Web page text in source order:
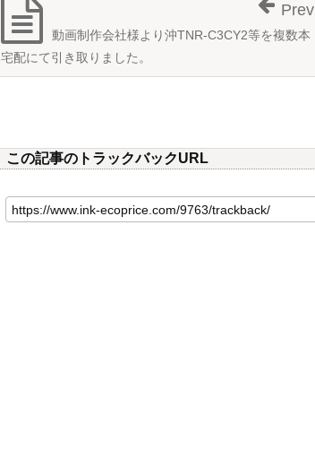
動画制作会社様より沖TNR-C3CY2等を複数本
宅配にて引き取りました。
Prev
この記事のトラックバックURL
の